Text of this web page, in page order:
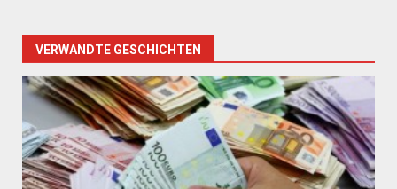
VERWANDTE GESCHICHTEN